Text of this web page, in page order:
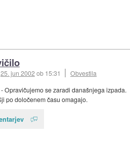
25. jun 2002ob 15:31
Obvestila
Opravičujemo se zaradi današnjega izpada.
po določenem času omagajo.